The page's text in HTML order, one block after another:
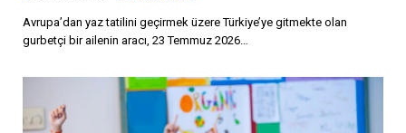
Avrupa’dan yaz tatilini geçirmek üzere Türkiye’ye gitmekte olan
gurbetçi bir ailenin aracı, 23 Temmuz 2026…